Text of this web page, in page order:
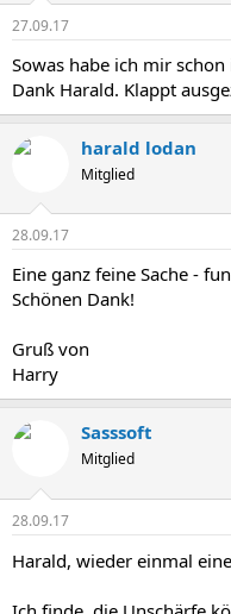
27.09.17
Sowas habe ich mir
Dank Harald. Klappt
harald lodan
Mitglied
28.09.17
Eine ganz feine Sache -
Schönen Dank!
Gruß von
Harry
Sasssoft
Mitglied
28.09.17
Harald, wieder einmal